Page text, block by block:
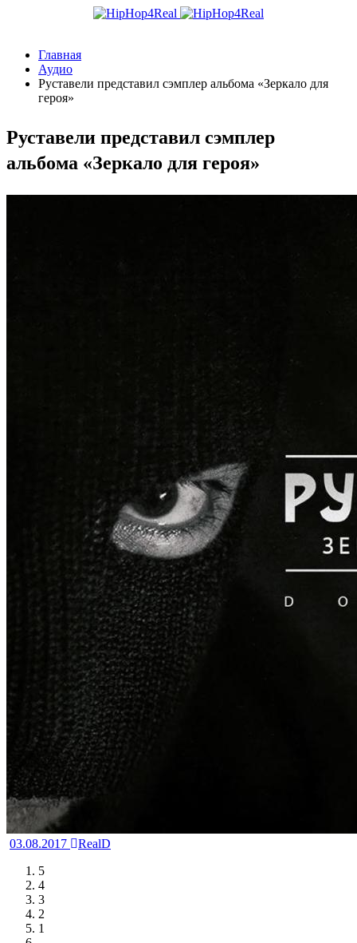
Главная
Аудио
Руставели представил сэмплер альбома «Зеркало для
героя»
Руставели представил сэмплер
альбома «Зеркало для героя»
03.08.2017
RealD
5
4
3
2
1